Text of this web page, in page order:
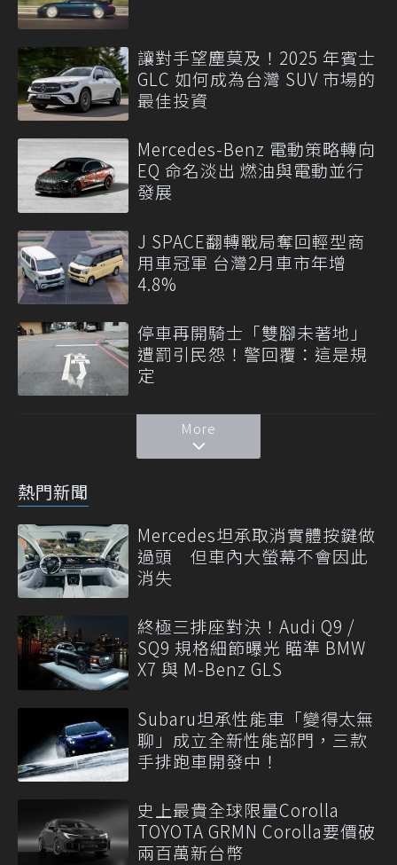
讓對手望塵莫及！2025 年賓士
GLC 如何成為台灣 SUV 市場的
最佳投資
Mercedes-Benz 電動策略轉向
EQ 命名淡出 燃油與電動並行
發展
J SPACE翻轉戰局奪回輕型商
用車冠軍 台灣2月車市年增
4.8%
停車再開騎士「雙腳未著地」
遭罰引民怨！警回覆：這是規
定
More
熱門新聞
Mercedes坦承取消實體按鍵做
過頭 但車內大螢幕不會因此
消失
終極三排座對決！Audi Q9 /
SQ9 規格細節曝光 瞄準 BMW
X7 與 M-Benz GLS
Subaru坦承性能車「變得太無
聊」成立全新性能部門，三款
手排跑車開發中！
史上最貴全球限量Corolla
TOYOTA GRMN Corolla要價破
兩百萬新台幣